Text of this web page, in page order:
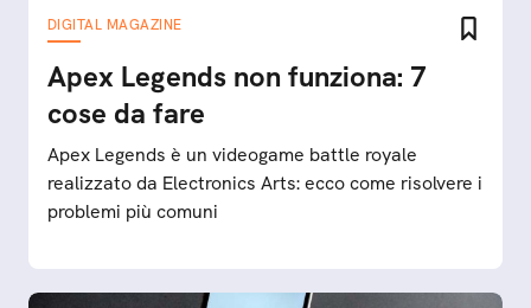
DIGITAL MAGAZINE
Apex Legends non funziona: 7
cose da fare
Apex Legends è un videogame battle royale
realizzato da Electronics Arts: ecco come risolvere i
problemi più comuni